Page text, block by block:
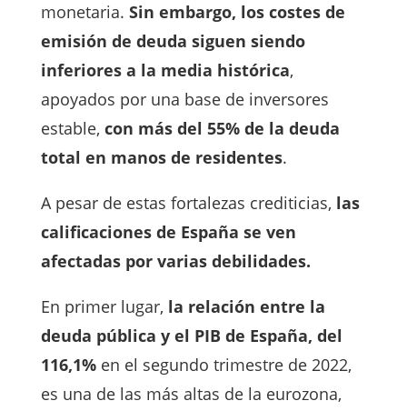
monetaria. Sin embargo, los costes de
emisión de deuda siguen siendo
inferiores a la media histórica,
apoyados por una base de inversores
estable, con más del 55% de la deuda
total en manos de residentes.
A pesar de estas fortalezas crediticias, las
calificaciones de España se ven
afectadas por varias debilidades.
En primer lugar, la relación entre la
deuda pública y el PIB de España, del
116,1%en el segundo trimestre de 2022,
es una de las más altas de la eurozona,